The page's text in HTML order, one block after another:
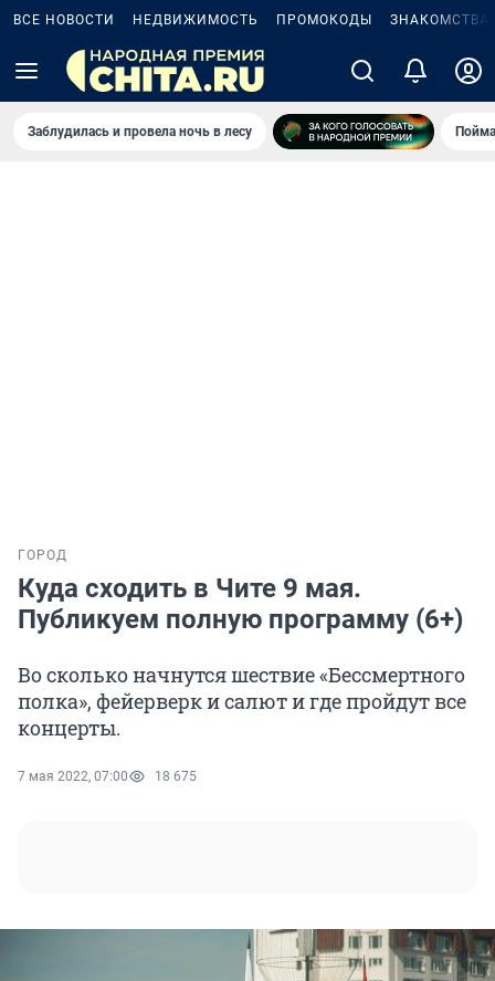
ВСЕ НОВОСТИ НЕДВИЖИМОСТЬ ПРОМОКОДЫ ЗНАКОМСТВА
Заблудилась и провела ночь в лесу
ГОРОД
Куда сходить в Чите 9 мая.
Публикуем полную программу (6+)
Во сколько начнутся шествие «Бессмертного
полка», фейерверк и салют и где пройдут все
концерты.
7 мая 2022, 07:00 18 675